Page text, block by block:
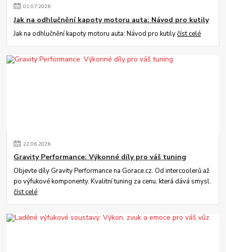
01.07.2026
Jak na odhlučnění kapoty motoru auta: Návod pro kutily
Jak na odhlučnění kapoty motoru auta: Návod pro kutilyčíst celé
22.06.2026
Gravity Performance: Výkonné díly pro váš tuning
Objevte díly Gravity Performance na Gorace.cz. Od intercoolerů až
po výfukové komponenty. Kvalitní tuning za cenu, která dává smysl.
číst celé